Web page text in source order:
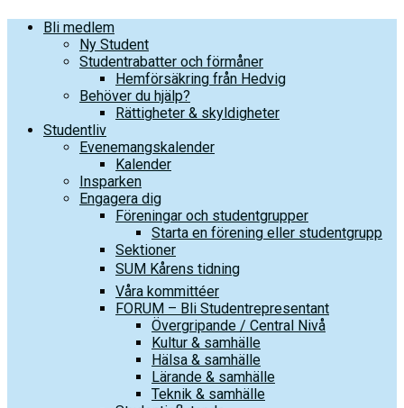
Bli medlem
Ny Student
Studentrabatter och förmåner
Hemförsäkring från Hedvig
Behöver du hjälp?
Rättigheter & skyldigheter
Studentliv
Evenemangskalender
Kalender
Insparken
Engagera dig
Föreningar och studentgrupper
Starta en förening eller studentgrupp
Sektioner
SUM Kårens tidning
Våra kommittéer
FORUM – Bli Studentrepresentant
Övergripande / Central Nivå
Kultur & samhälle
Hälsa & samhälle
Lärande & samhälle
Teknik & samhälle